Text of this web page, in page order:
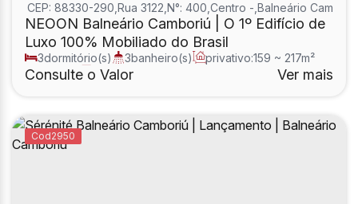
NEOON Balneário Camboriú | O 1º Edifício de
Luxo 100% Mobiliado do Brasil
Consulte o Valor
CEP: 88330-290 Rua 3122 N°: 400 Centro Balneário
3dormitório(s) 3banheiro(s) privativo:159 ~ 217m²
1sala(s) 3 suíte(s) Ver mais
2950